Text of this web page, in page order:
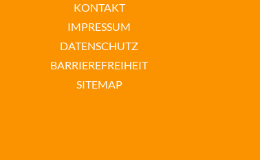
KONTAKT
IMPRESSUM
DATENSCHUTZ
BARRIEREFREIHEIT
SITEMAP